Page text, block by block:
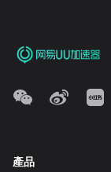
產品